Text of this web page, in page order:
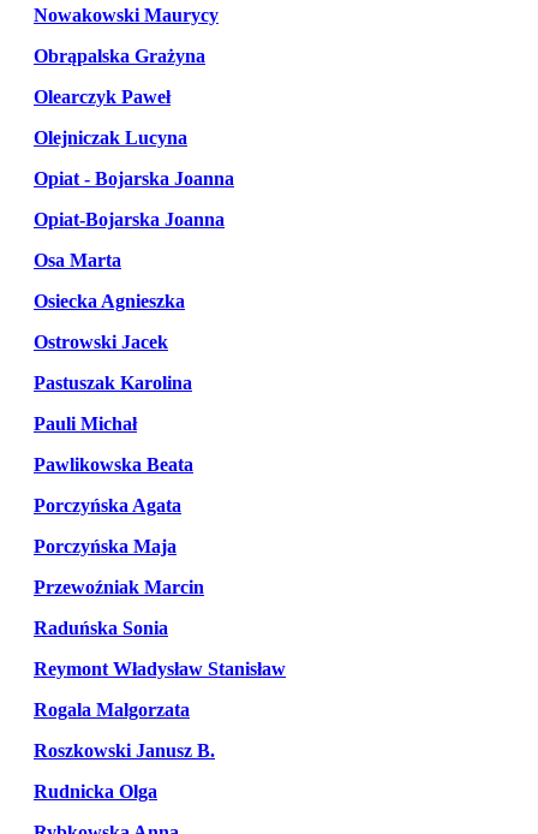
Nowakowski Maurycy
Obrąpalska Grażyna
Olearczyk Paweł
Olejniczak Lucyna
Opiat - Bojarska Joanna
Opiat-Bojarska Joanna
Osa Marta
Osiecka Agnieszka
Ostrowski Jacek
Pastuszak Karolina
Pauli Michał
Pawlikowska Beata
Porczyńska Agata
Porczyńska Maja
Przewoźniak Marcin
Raduńska Sonia
Reymont Władysław Stanisław
Rogala Malgorzata
Roszkowski Janusz B.
Rudnicka Olga